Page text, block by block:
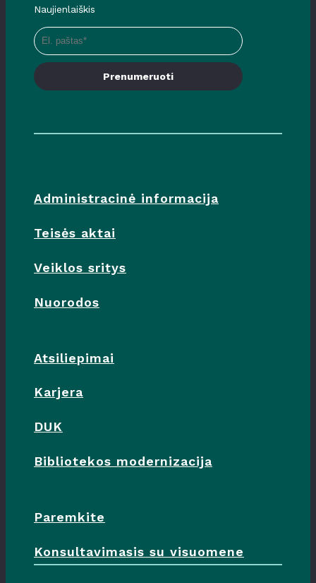
Naujienlaiškis
Prenumeruoti
Administracinė informacija
Teisės aktai
Veiklos sritys
Nuorodos
Atsiliepimai
Karjera
DUK
Bibliotekos modernizacija
Paremkite
Konsultavimasis su visuomene